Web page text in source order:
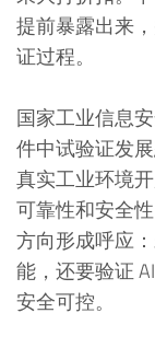
提前暴露出来
证过程。
国家工业信息
件中试验证发
真实工业环境
可靠性和安全
方向形成呼应
能，还要验证
安全可控。